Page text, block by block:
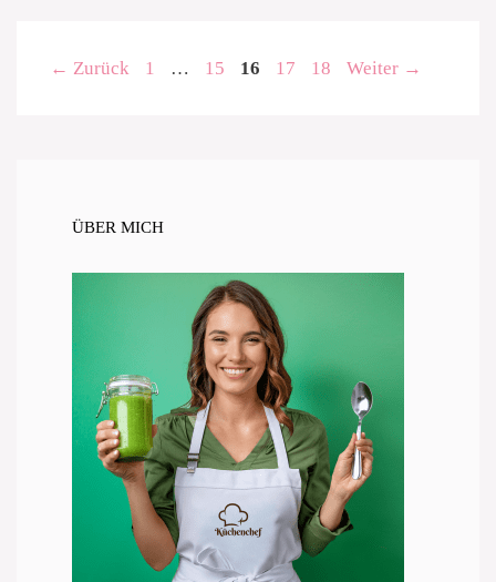
← Zurück Seite
1 … Seite
15 Seite
16 Seite
17 Seite
18 Weiter →
ÜBER MICH